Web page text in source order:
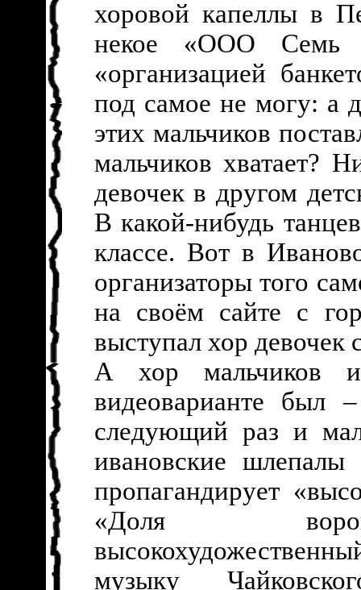
хоровой капеллы в
некое «ООО Семь
«организацией
под самое не могу: а
этих мальчиков
мальчиков хватает?
девочек в другом
В какой-нибудь
классе. Вот в
организаторы того
на своём сайте с
выступал хор девочек
А хор мальчиков
видеоварианте был
следующий раз и
ивановские
пропагандирует
«Доля
музыку